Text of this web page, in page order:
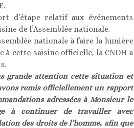
d’étape relatif aux événements
de l’Assemblée nationale.
nationale à faire la lumière
cette saisine officielle, la CNDH a
grande attention cette situation et
remis officiellement un rapport
adressées à Monsieur le
à continuer de travailler avec
des droits de l’homme, afin que